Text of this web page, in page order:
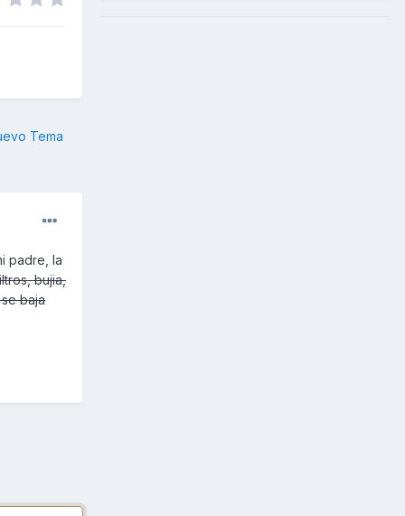
Tema
padre, la
bujia,
baja